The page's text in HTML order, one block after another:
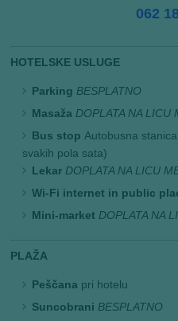
062
HOTELSKE USLUGE
Parking BESPLATNO
Masaža DOPLATA NA LICU
Bus stop Autobusna
svakih pola sata)
Lekar DOPLATA NA LICU
Wi-Fi internet in public
Mini-market DOPLATA NA
PLAŽA
Peščana pri hotelu
Suncobrani BESPLATNO